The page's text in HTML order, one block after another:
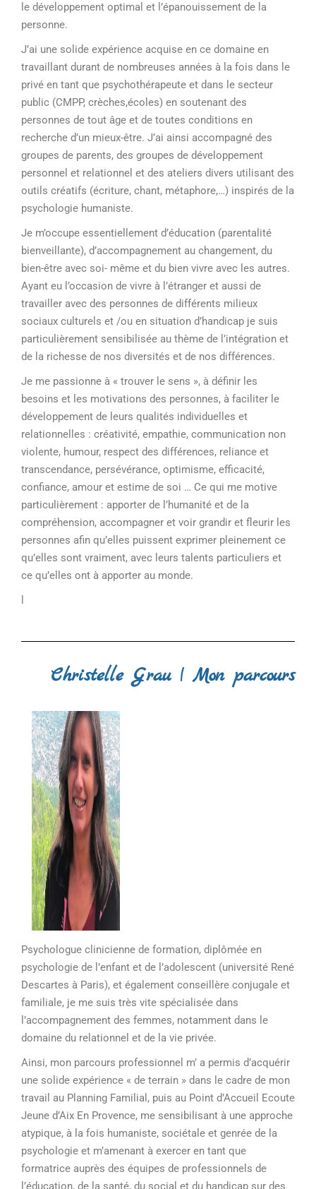
le développement optimal et l’épanouissement de la
personne.
J’ai une solide expérience acquise en ce domaine en
travaillant durant de nombreuses années à la fois dans le
privé en tant que psychothérapeute et dans le secteur
public (CMPP, crèches,écoles) en soutenant des
personnes de tout âge et de toutes conditions en
recherche d’un mieux-être. J’ai ainsi accompagné des
groupes de parents, des groupes de développement
personnel et relationnel et des ateliers divers utilisant des
outils créatifs (écriture, chant, métaphore,…) inspirés de la
psychologie humaniste.
Je m’occupe essentiellement d’éducation (parentalité
bienveillante), d’accompagnement au changement, du
bien-être avec soi- même et du bien vivre avec les autres.
Ayant eu l’occasion de vivre à l’étranger et aussi de
travailler avec des personnes de différents milieux
sociaux culturels et /ou en situation d’handicap je suis
particulièrement sensibilisée au thème de l’intégration et
de la richesse de nos diversités et de nos différences.
Je me passionne à « trouver le sens », à définir les
besoins et les motivations des personnes, à faciliter le
développement de leurs qualités individuelles et
relationnelles : créativité, empathie, communication non
violente, humour, respect des différences, reliance et
transcendance, persévérance, optimisme, efficacité,
confiance, amour et estime de soi … Ce qui me motive
particulièrement : apporter de l’humanité et de la
compréhension, accompagner et voir grandir et fleurir les
personnes afin qu’elles puissent exprimer pleinement ce
qu’elles sont vraiment, avec leurs talents particuliers et
ce qu’elles ont à apporter au monde.
Christelle Grau | Mon parcours
Psychologue clinicienne de formation, diplômée en
psychologie de l’enfant et de l’adolescent (université René
Descartes à Paris), et également conseillère conjugale et
familiale, je me suis très vite spécialisée dans
l’accompagnement des femmes, notamment dans le
domaine du relationnel et de la vie privée.
Ainsi, mon parcours professionnel m’ a permis d’acquérir
une solide expérience « de terrain » dans le cadre de mon
travail au Planning Familial, puis au Point d’Accueil Ecoute
Jeune d’Aix En Provence, me sensibilisant à une approche
atypique, à la fois humaniste, sociétale et genrée de la
psychologie et m’amenant à exercer en tant que
formatrice auprès des équipes de professionnels de
l’éducation, de la santé, du social et du handicap sur des